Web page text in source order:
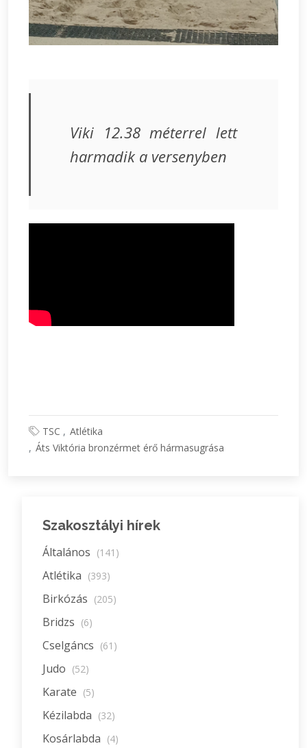
Viki 12.38 méterrel lett
harmadik a versenyben
TSC
Atlétika
Áts Viktória bronzérmet érő hármasugrása
Szakosztályi hírek
Általános (141)
Atlétika (393)
Birkózás (205)
Bridzs (6)
Cselgáncs (61)
Judo (52)
Karate (5)
Kézilabda (32)
Kosárlabda (4)